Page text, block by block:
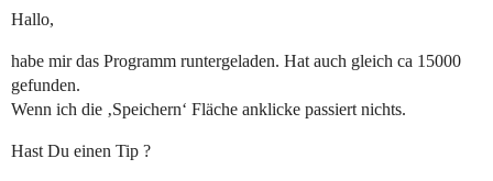
Hallo,
habe mir das Programm runtergeladen. Hat auch gleich ca 15000
gefunden.
Wenn ich die ‚Speichern‘ Fläche anklicke passiert nichts.
Hast Du einen Tip ?